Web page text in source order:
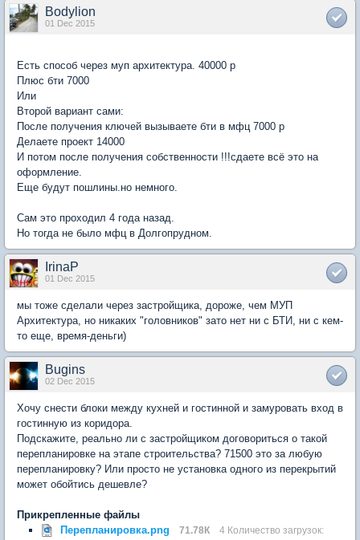
Bodylion
01 Dec 2015
Есть способ через муп архитектура. 40000 р
Плюс бти 7000
Или
Второй вариант сами:
После получения ключей вызываете бти в мфц 7000 р
Делаете проект 14000
И потом после получения собственности !!!сдаете всё это на
оформление.
Еще будут пошлины.но немного.
Сам это проходил 4 года назад.
Но тогда не было мфц в Долгопрудном.
IrinaP
01 Dec 2015
мы тоже сделали через застройщика, дороже, чем МУП
Архитектура, но никаких "головников" зато нет ни с БТИ, ни с кем-
то еще, время-деньги)
Bugins
02 Dec 2015
Хочу снести блоки между кухней и гостинной и замуровать вход в
гостинную из коридора.
Подскажите, реально ли с застройщиком договориться о такой
перепланировке на этапе строительства? 71500 это за любую
перепланировку? Или просто не установка одного из перекрытий
может обойтись дешевле?
Прикрепленные файлы
Перепланировка.png
71.78К 4 Количество загрузок: